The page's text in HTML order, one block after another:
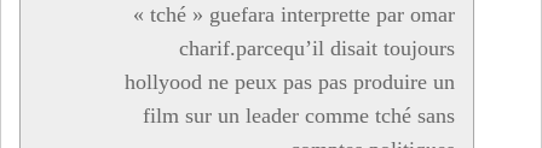
« tché » guefara interprette par omar
charif.parcequ’il disait toujours
hollyood ne peux pas pas produire un
film sur un leader comme tché sans